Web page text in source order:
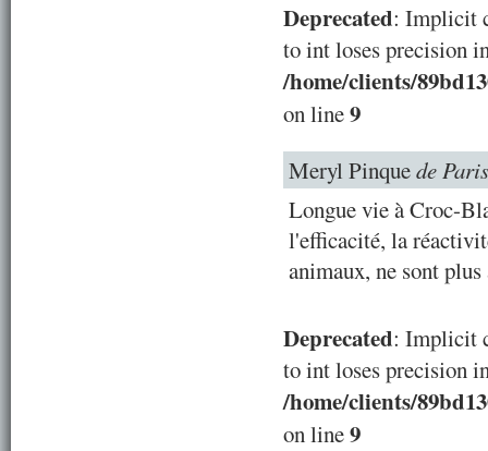
Deprecated: Implicit
to int loses precision
/home/clients/
on line9
Meryl Pinquede Paris
Longue vie à Croc-
l'efficacité, la
animaux, ne sont
Deprecated: Implicit
to int loses precision
/home/clients/
on line9